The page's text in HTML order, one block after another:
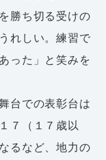
勝ち切る受けの
れしい。練習で
った」と笑みを
台での表彰台は
７（１７歳以
るなど、地力の